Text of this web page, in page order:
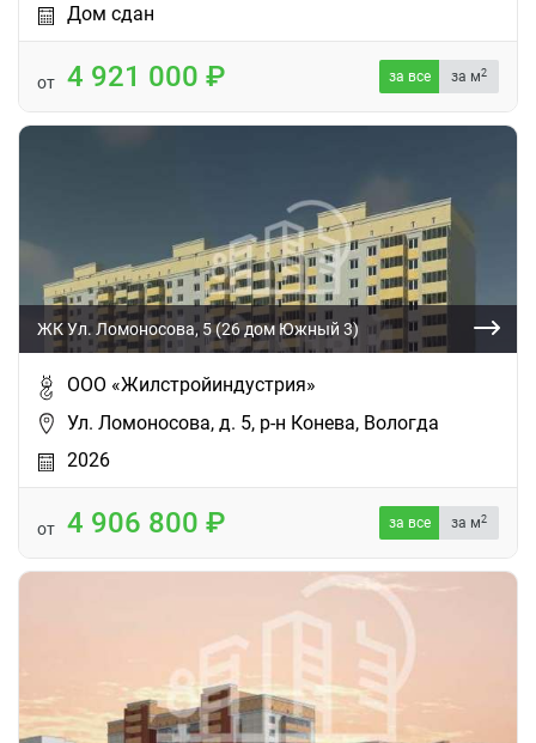
Дом сдан
от 4 921 000 за все за м2
ЖК Ул. Ломоносова, 5 (26 дом Южный 3)
ООО «Жилстройиндустрия»
Ул. Ломоносова, д. 5, р-н Конева, Вологда
2026
от 4 906 800 за все за м2